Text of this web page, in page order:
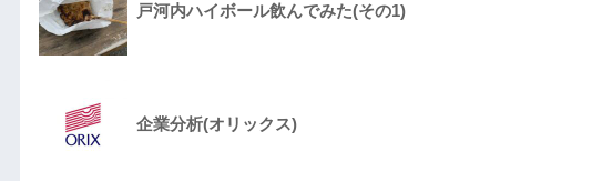
戸河内ハイボール飲んでみた(その1)
企業分析(オリックス)